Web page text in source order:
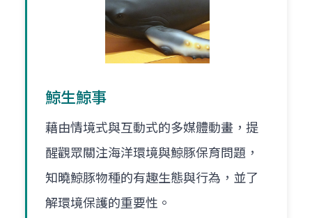
鯨生鯨事
藉由情境式與互動式的多媒體動畫，提
醒觀眾關注海洋環境與鯨豚保育問題，
知曉鯨豚物種的有趣生態與行為，並了
解環境保護的重要性。